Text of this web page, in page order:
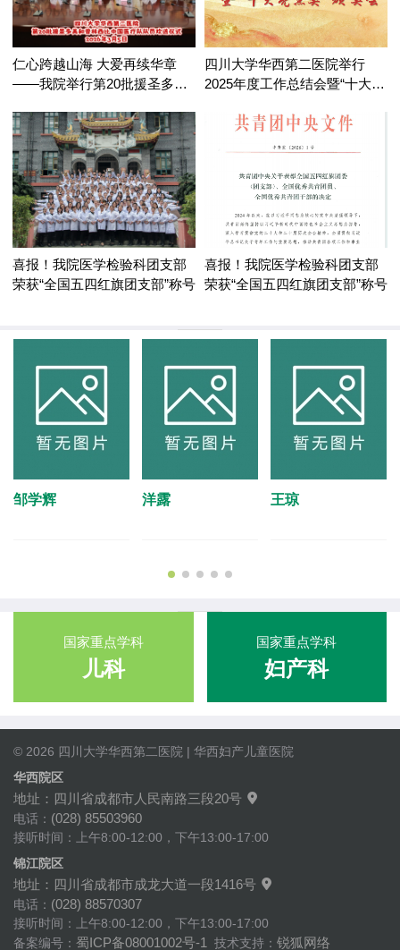
仁心跨越山海 大爱再续华章
——我院举行第20批援圣多美
送仪式
四川大学华西第二医院举行
2025年度工作总结会暨“十大亮
喜报！我院医学检验科团支部
荣获“全国五四红旗团支部”称号
喜报！我院医学检验科团支部
荣获“全国五四红旗团支部”称号
邹学辉 洋露 王琼
国家重点学科
儿科
国家重点学科
妇产科
© 2026 四川大学华西第二医院 | 华西妇产儿童医院
华西院区
地址：四川省成都市人民南路三段20号 
电话： (028) 85503960
接听时间：上午8:00-12:00，下午13:00-17:00
锦江院区
地址：四川省成都市成龙大道一段1416号 
电话： (028) 88570307
接听时间：上午8:00-12:00，下午13:00-17:00
备案编号： 蜀ICP备08001002号-1 技术支持： 锐狐网络